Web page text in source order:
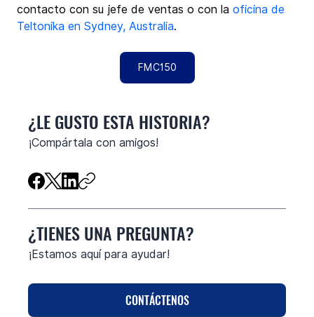
contacto con su jefe de ventas o con la oficina de
Teltonika en Sydney, Australia.
FMC150
¿LE GUSTO ESTA HISTORIA?
¡Compártala con amigos!
¿TIENES UNA PREGUNTA?
¡Estamos aquí para ayudar!
CONTÁCTENOS